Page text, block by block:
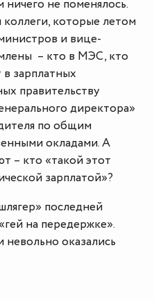
не поменялось.
которые летом
и вице-
– кто в МЭС, кто
зарплатных
правительству
директора»
по общим
окладами. А
– кто «такой этот
зарплатой»?
последней
на передержке».
оказались